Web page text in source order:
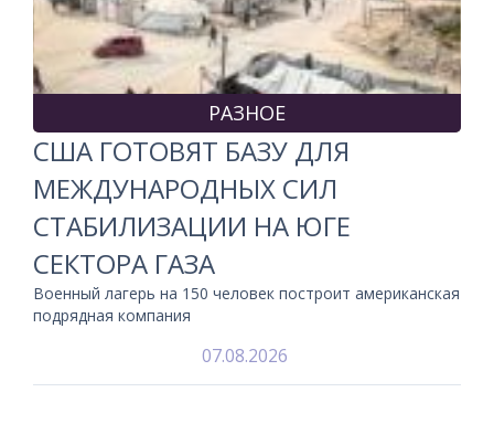
РАЗНОЕ
США ГОТОВЯТ БАЗУ ДЛЯ
МЕЖДУНАРОДНЫХ СИЛ
СТАБИЛИЗАЦИИ НА ЮГЕ
СЕКТОРА ГАЗА
Военный лагерь на 150 человек построит американская
подрядная компания
07.08.2026